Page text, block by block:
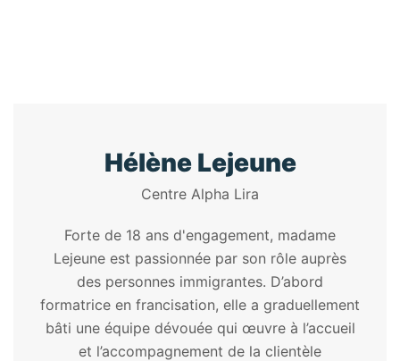
Hélène Lejeune
Centre Alpha Lira
Forte de 18 ans d'engagement, madame
Lejeune est passionnée par son rôle auprès
des personnes immigrantes. D’abord
formatrice en francisation, elle a graduellement
bâti une équipe dévouée qui œuvre à l’accueil
et l’accompagnement de la clientèle